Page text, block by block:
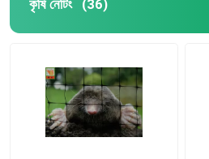
কৃষি নেটিং (36)